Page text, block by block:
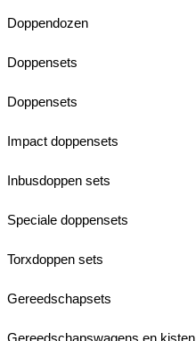
Doppendozen
Doppensets
Doppensets
Impact doppensets
Inbusdoppen sets
Speciale doppensets
Torxdoppen sets
Gereedschapsets
Gereedschapswagens en kisten